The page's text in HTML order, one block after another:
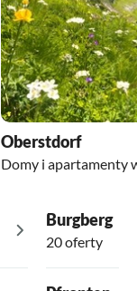
Oberstdorf
Domy i apartamenty
Burgberg
20 oferty